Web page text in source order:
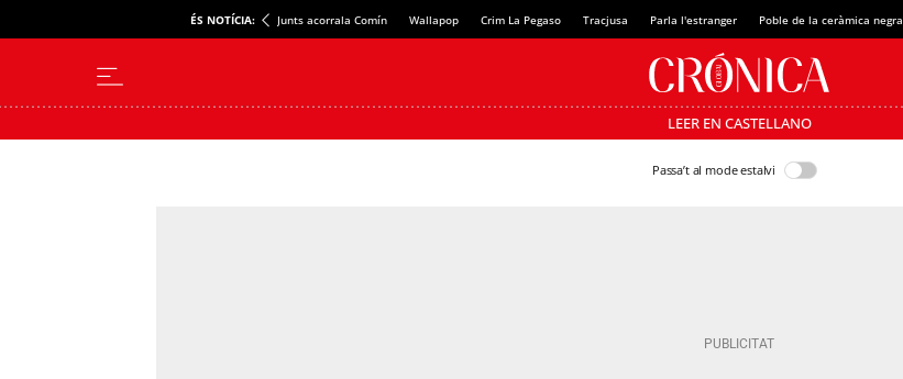
ÉS NOTÍCIA: Junts acorrala Comín Wallapop Crim La Pegaso Tracjusa Parla l'estranger Poble de la ceràmica negra
LEER EN CASTELLANO
Passa’t al mode estalvi